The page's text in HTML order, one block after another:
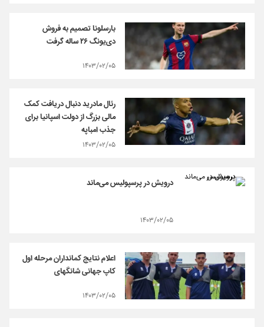
بارسلونا تصمیم به فروش
دی‌یونگ ۲۶ ساله گرفت
۱۴۰۳/۰۲/۰۵
رئال مادرید دنبال دریافت کمک
مالی بزرگ از دولت اسپانیا برای
جذب امباپه
۱۴۰۳/۰۲/۰۵
درویش در پرسپولیس می‌ماند
۱۴۰۳/۰۲/۰۵
اعلام نتایج کمانداران مرحله اول
کاپ جهانی شانگهای
۱۴۰۳/۰۲/۰۵